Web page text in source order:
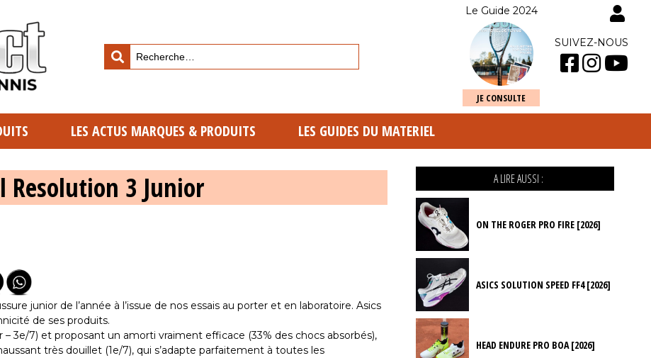
Le Guide 2024
JE CONSULTE
SUIVEZ-NOUS
LES ACTUS MARQUES & PRODUITS LES GUIDES DU MATERIEL
Resolution 3 Junior
junior de l’année à l’issue de nos essais au porter et en laboratoire. Asics
de ses produits.
3e/7) et proposant un amorti vraiment efficace (33% des chocs absorbés),
très douillet (1e/7), qui s’adapte parfaitement à toutes les
A LIRE AUSSI :
ON THE ROGER PRO FIRE [2026]
ASICS SOLUTION SPEED FF4 [2026]
HEAD ENDURE PRO BOA [2026]